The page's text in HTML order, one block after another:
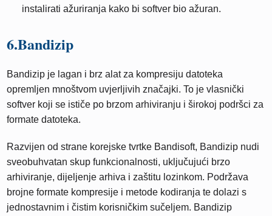
instalirati ažuriranja kako bi softver bio ažuran.
6.Bandizip
Bandizip je lagan i brz alat za kompresiju datoteka
opremljen mnoštvom uvjerljivih značajki. To je vlasnički
softver koji se ističe po brzom arhiviranju i širokoj podršci za
formate datoteka.
Razvijen od strane korejske tvrtke Bandisoft, Bandizip nudi
sveobuhvatan skup funkcionalnosti, uključujući brzo
arhiviranje, dijeljenje arhiva i zaštitu lozinkom. Podržava
brojne formate kompresije i metode kodiranja te dolazi s
jednostavnim i čistim korisničkim sučeljem. Bandizip